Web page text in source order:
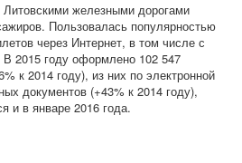
железными дорогами
Пользовалась популярностью
через Интернет, в том числе с
В 2015 году оформлено 102 547
к 2014 году), из них по электронной
документов (+43% к 2014 году),
и в январе 2016 года.